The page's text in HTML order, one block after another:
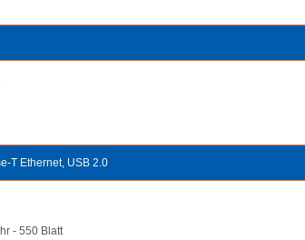
T Ethernet, USB 2.0
- 550 Blatt